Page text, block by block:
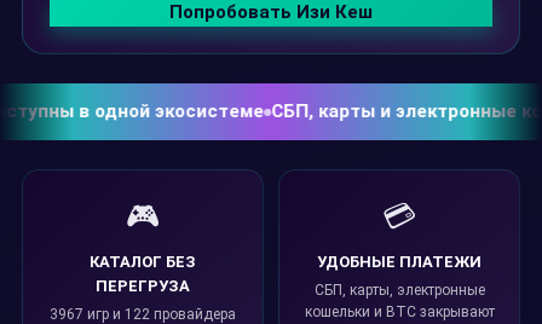
Попробовать Изи Кеш
в одной экосистеме СБП, карты и электронные
🎮
КАТАЛОГ БЕЗ
ПЕРЕГРУЗА
3967 игр и 122 провайдера
💳
УДОБНЫЕ ПЛАТЕЖИ
СБП, карты, электронные
кошельки и BTC закрывают